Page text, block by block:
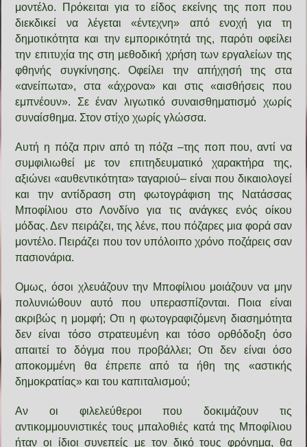
μοντέλο. Πρόκειται για το είδος εκείνης της ποπ που
διεκδικεί να λέγεται «έντεχνη» από ενοχή για τη
δημοτικότητα και την εμπορικότητά της, παρότι οφείλει
την επιτυχία της στη μεθοδική χρήση των εργαλείων της
φθηνής συγκίνησης. Οφείλει την απήχησή της στα
«ανείπωτα», στα «άχρονα» και στις «αισθήσεις που
εμπνέουν». Σε έναν λιγωτικό συναισθηματισμό χωρίς
συναίσθημα. Στον στίχο χωρίς γλώσσα.
Αυτή η πόζα πριν από τη πόζα –της ποπ που, αντί να
συμφιλιωθεί με τον επιτηδευματικό χαρακτήρα της,
αξιώνει «αυθεντικότητα» ταγαριού– είναι που δικαιολογεί
και την αντίδραση στη φωτογράφιση της Νατάσσας
Μποφίλιου στο Λονδίνο για τις ανάγκες ενός οίκου
μόδας. Δεν πειράζει, της λένε, που πόζαρες μια φορά σαν
μοντέλο. Πειράζει που τον υπόλοιπο χρόνο ποζάρεις σαν
πασιονάρια.
Ομως, όσοι χλευάζουν την Μποφίλιου μοιάζουν να μην
πολυνιώθουν αυτό που υπερασπίζονται. Ποια είναι
ακριβώς η μομφή; Οτι η φωτογραφιζόμενη διασημότητα
δεν είναι τόσο στρατευμένη και τόσο ορθόδοξη όσο
απαιτεί το δόγμα που προβάλλει; Οτι δεν είναι όσο
αποκομμένη θα έπρεπε από τα ήθη της «αστικής
δημοκρατίας» και του καπιταλισμού;
Αν οι φιλελεύθεροι που δοκιμάζουν τις
αντικομμουνιστικές τους μπαλοθιές κατά της Μποφίλιου
ήταν οι ίδιοι συνεπείς με τον δικό τους φρόνημα, θα